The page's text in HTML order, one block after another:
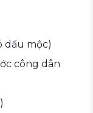
dấu mộc)
công dân